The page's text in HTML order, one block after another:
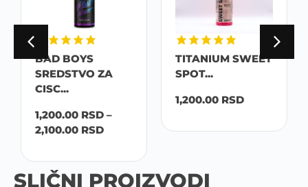
BAD BOYS
SREDSTVO ZA
CISC...
1,200.00 RSD –
2,100.00 RSD
TITANIUM SWEET
SPOT...
1,200.00 RSD
SLIČNI PROIZVODI